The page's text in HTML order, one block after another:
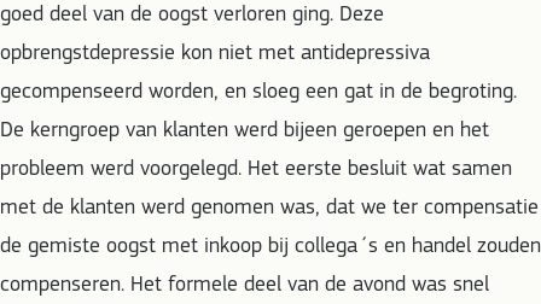
goed deel van de oogst verloren ging. Deze
opbrengstdepressie kon niet met antidepressiva
gecompenseerd worden, en sloeg een gat in de begroting.
De kerngroep van klanten werd bijeen geroepen en het
probleem werd voorgelegd. Het eerste besluit wat samen
met de klanten werd genomen was, dat we ter compensatie
de gemiste oogst met inkoop bij collega´s en handel zouden
compenseren. Het formele deel van de avond was snel